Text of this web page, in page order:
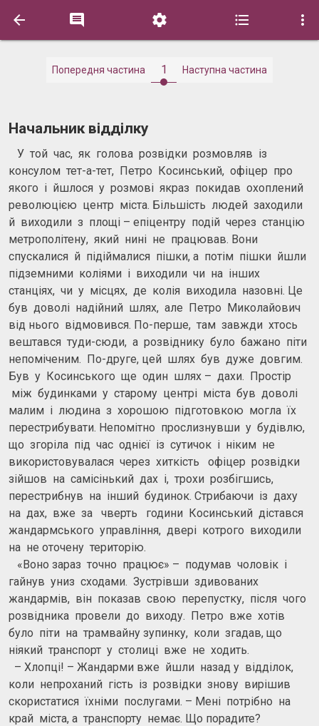
    
Попередня частина 1 Наступна частина
Начальник відділку
У той час, як голова розвідки розмовляв із
консулом тет-а-тет, Петро Косинський, офіцер про
якого і йшлося у розмові якраз покидав охоплений
революцією центр міста. Більшість людей заходили
й виходили з площі – епіцентру подій через станцію
метрополітену, який нині не працював. Вони
спускалися й підіймалися пішки, а потім пішки йшли
підземними коліями і виходили чи на інших
станціях, чи у місцях, де колія виходила назовні. Це
був доволі надійний шлях, але Петро Миколайович
від нього відмовився. По-перше, там завжди хтось
вештався туди-сюди, а розвіднику було бажано піти
непоміченим. По-друге, цей шлях був дуже довгим.
Був у Косинського ще один шлях – дахи. Простір
між будинками у старому центрі міста був доволі
малим і людина з хорошою підготовкою могла їх
перестрибувати. Непомітно прослизнувши у будівлю,
що згоріла під час однієї із сутичок і ніким не
використовувалася через хиткість офіцер розвідки
зійшов на самісінький дах і, трохи розбігшись,
перестрибнув на інший будинок. Стрибаючи із даху
на дах, вже за чверть години Косинський дістався
жандармського управління, двері котрого виходили
на не оточену територію.
«Воно зараз точно працює» – подумав чоловік і
гайнув униз сходами. Зустрівши здивованих
жандармів, він показав свою перепустку, після чого
розвідника провели до виходу. Петро вже хотів
було піти на трамвайну зупинку, коли згадав, що
ніякий транспорт у столиці вже не ходить.
– Хлопці! – Жандарми вже йшли назад у відділок,
коли непроханий гість із розвідки знову вирішив
скористатися їхніми послугами. – Мені потрібно на
край міста, а транспорту немає. Що порадите?